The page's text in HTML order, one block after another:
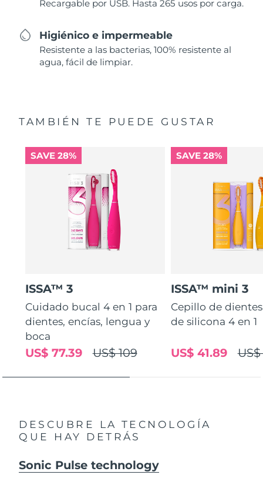
Recargable por USB. Hasta 265 usos por carga.
Higiénico e impermeable
Resistente a las bacterias, 100% resistente al
agua, fácil de limpiar.
TAMBIÉN TE PUEDE GUSTAR
SAVE 28%
ISSA™ 3
Cuidado bucal 4 en 1 para
dientes, encías, lengua y
boca
US$ 109
US$ 77.39
SAVE 28%
ISSA™ mini 3
Cepillo de
de silicona 4 en 1
US$ 41.89
DESCUBRE LA TECNOLOGÍA
QUE HAY DETRÁS
Sonic Pulse technology